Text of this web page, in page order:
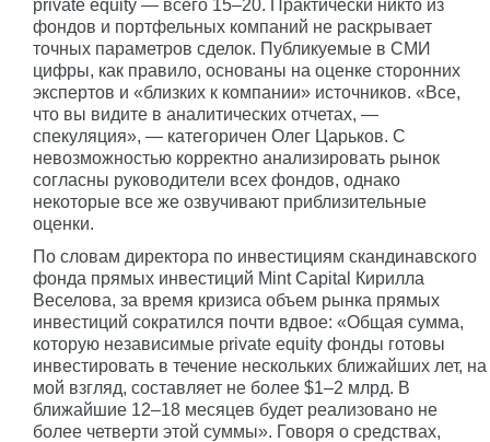
private equity — всего 15–20. Практически никто из
фондов и портфельных компаний не раскрывает
точных параметров сделок. Публикуемые в СМИ
цифры, как правило, основаны на оценке сторонних
экспертов и «близких к компании» источников. «Все,
что вы видите в аналитических отчетах, —
спекуляция», — категоричен Олег Царьков. С
невозможностью корректно анализировать рынок
согласны руководители всех фондов, однако
некоторые все же озвучивают приблизительные
оценки.
По словам директора по инвестициям скандинавского
фонда прямых инвестиций Mint Capital Кирилла
Веселова, за время кризиса объем рынка прямых
инвестиций сократился почти вдвое: «Общая сумма,
которую независимые private equity фонды готовы
инвестировать в течение нескольких ближайших лет, на
мой взгляд, составляет не более $1–2 млрд. В
ближайшие 12–18 месяцев будет реализовано не
более четверти этой суммы». Говоря о средствах,